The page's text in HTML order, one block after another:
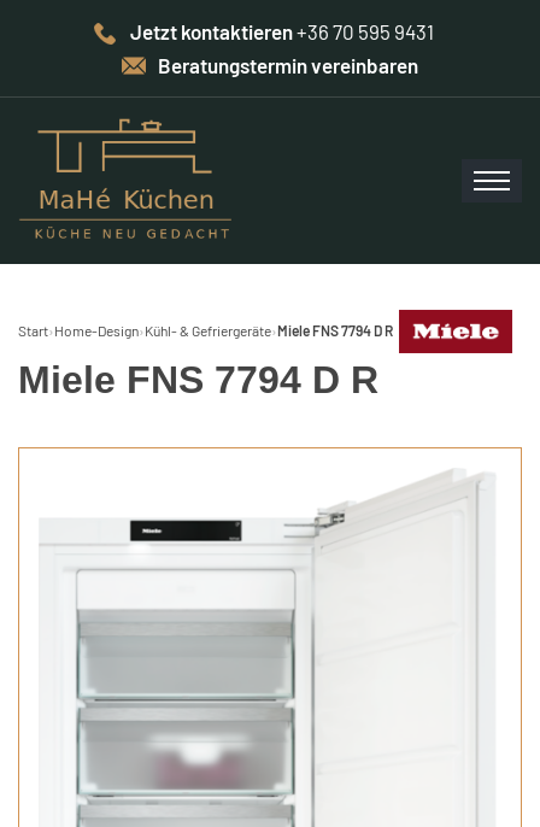
Jetzt kontaktieren+36 70 595 9431
Beratungstermin vereinbaren
Start› Home-Design› Kühl- & Gefriergeräte›Miele FNS 7794 D R
Miele FNS 7794 D R